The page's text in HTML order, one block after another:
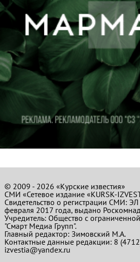
© 2009 - 2026 «Курские известия»
СМИ «Сетевое издание «KURSK-
Свидетельство о регистрации СМИ:
февраля 2017 года, выдано
Учредитель: Общество с
"Смарт Медиа Групп".
Главный редактор:Зимовский М.А.
Контактные данные редакции: 8
izvestia@yandex.ru